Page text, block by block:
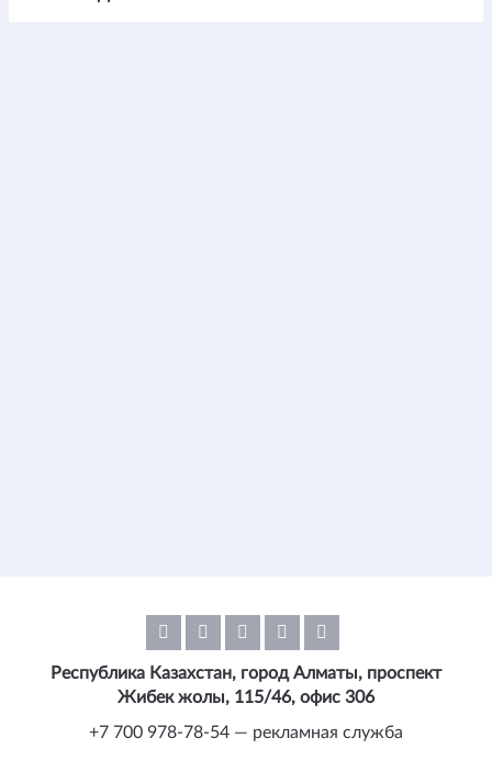
Республика Казахстан, город Алматы, проспект
Жибек жолы, 115/46, офис 306
+7 700 978-78-54 — рекламная служба